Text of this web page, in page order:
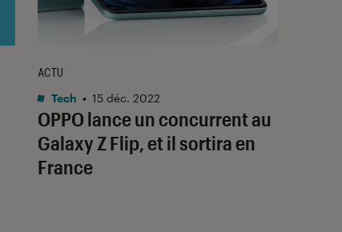
OPPO lance un concurrent au
Galaxy Z Flip, et il sortira en
France
ACTU
Tech • 15 déc. 2022